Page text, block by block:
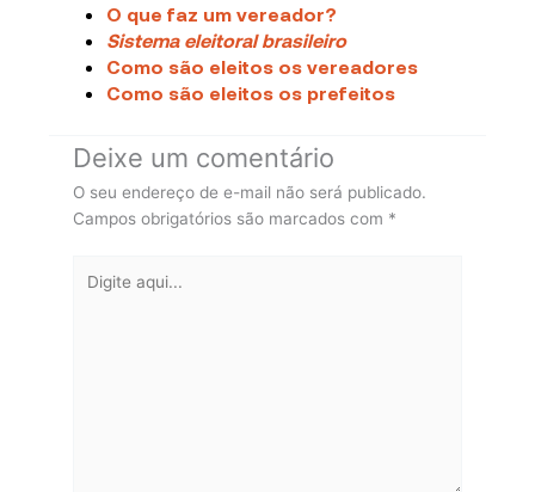
O que faz um vereador?
Sistema eleitoral brasileiro
Como são eleitos os vereadores
Como são eleitos os prefeitos
Deixe um comentário
O seu endereço de e-mail não será publicado.
Campos obrigatórios são marcados com *
aqui...